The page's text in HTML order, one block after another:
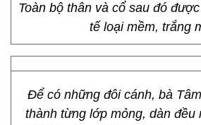
Toàn bộ thân và cổ sau đó
tế loại mềm, trắng
Để có những đôi cánh, bà
thành từng lớp mỏng, dàn đều